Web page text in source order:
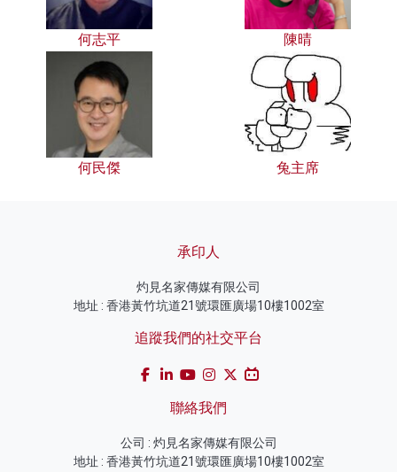
何志平 陳晴
何民傑 兔主席
承印人
灼見名家傳媒有限公司
地址 : 香港黃竹坑道21號環匯廣場10樓1002室
追蹤我們的社交平台
聯絡我們
公司 : 灼見名家傳媒有限公司
地址 : 香港黃竹坑道21號環匯廣場10樓1002室